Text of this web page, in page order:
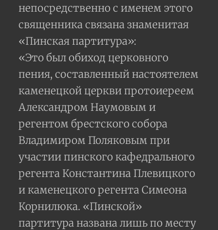
непосредственно с именем этого
священника связана знаменитая
«Пинская партитура»:
«Это был обиход церковного
пения, составленный настоятелем
каменецкой церкви протоиереем
Александром Наумовым и
регентом брестского собора
Владимиром Поляковым при
участии пинского кафедрального
регента Константина Плевицкого
и каменецкого регента Симеона
Корнилюка. «Пинской»
партитура названа лишь по месту